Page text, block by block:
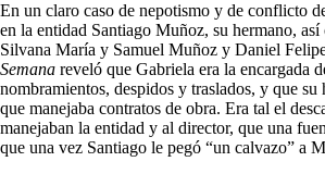
En un claro caso de nepotismo y de conflicto
en la entidad Santiago Muñoz, su hermano, así
Silvana María y Samuel Muñoz y Daniel
Semana reveló que Gabriela era la encargada
nombramientos, despidos y traslados, y que su
que manejaba contratos de obra. Era tal el
manejaban la entidad y al director, que una
que una vez Santiago le pegó “un calvazo” a